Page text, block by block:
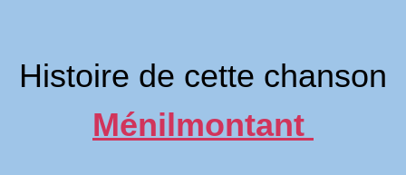
Histoire de cette chanson
Ménilmontant